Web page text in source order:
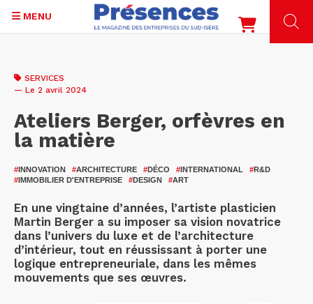
contenu
MENU
SERVICES
— Le 2 avril 2024
Ateliers Berger, orfèvres en
la matière
#INNOVATION #ARCHITECTURE #DÉCO #INTERNATIONAL #R&D
#IMMOBILIER D'ENTREPRISE #DESIGN #ART
En une vingtaine d’années, l’artiste plasticien
Martin Berger a su imposer sa vision novatrice
dans l’univers du luxe et de l’architecture
d’intérieur, tout en réussissant à porter une
logique entrepreneuriale, dans les mêmes
mouvements que ses œuvres.